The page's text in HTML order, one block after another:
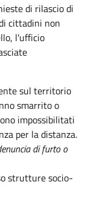
di rilascio di
cittadini non
l'ufficio
sul territorio
smarrito o
impossibilitati
per la distanza.
di furto o
strutture socio-